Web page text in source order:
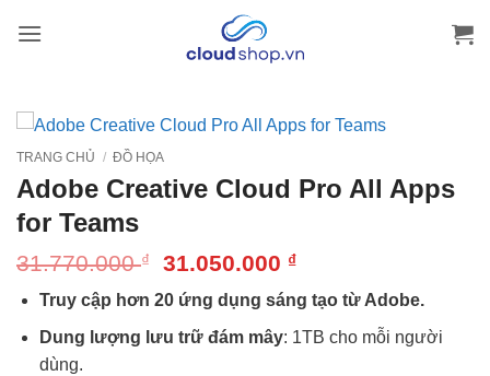
qua
TRANG CHỦ / ĐỒ HỌA
Adobe Creative Cloud Pro All Apps
for Teams
31.770.000₫
Giá
là:
31.770.000 ₫.
31.050.000 ₫Giá
tại
là:
31.050.000 ₫.
Truy cập hơn 20 ứng dụng sáng tạo từ Adobe.
Dung lượng lưu trữ đám mây: 1TB cho mỗi người
dùng.